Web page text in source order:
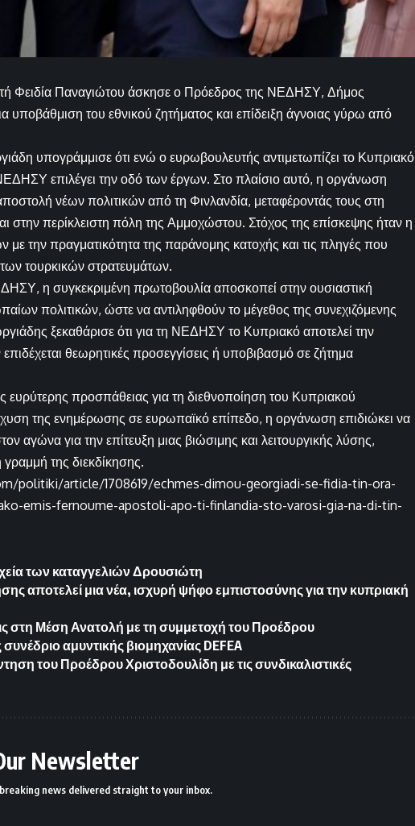
Φειδία Παναγιώτου άσκησε ο Πρόεδρος της ΝΕΔΗΣΥ, Δήμος
υποβάθμιση του εθνικού ζητήματος και επίδειξη άγνοιας γύρω από
υπογράμμισε ότι ενώ ο ευρωβουλευτής αντιμετωπίζει το Κυπριακό
επιλέγει την οδό των έργων. Στο πλαίσιο αυτό, η οργάνωση
νέων πολιτικών από τη Φινλανδία, μεταφέροντάς τους στη
στην περίκλειστη πόλη της Αμμοχώστου. Στόχος της επίσκεψης ήταν η
την πραγματικότητα της παράνομης κατοχής και τις πληγές που
τουρκικών στρατευμάτων.
η συγκεκριμένη πρωτοβουλία αποσκοπεί στην ουσιαστική
πολιτικών, ώστε να αντιληφθούν το μέγεθος της συνεχιζόμενης
ξεκαθάρισε ότι για τη ΝΕΔΗΣΥ το Κυπριακό αποτελεί την
θεωρητικές προσεγγίσεις ή υποβιβασμό σε ζήτημα
ευρύτερης προσπάθειας για τη διεθνοποίηση του Κυπριακού
της ενημέρωσης σε ευρωπαϊκό επίπεδο, η οργάνωση επιδιώκει να
αγώνα για την επίτευξη μιας βιώσιμης και λειτουργικής λύσης,
της διεκδίκησης.
politiki/article/1708619/echmes-dimou-georgiadi-se-fidia-tin-ora-
emis-fernoume-apostoli-apo-ti-finlandia-sto-varosi-gia-na-di-tin-
των καταγγελιών Δρουσιώτη
αποτελεί μια νέα, ισχυρή ψήφο εμπιστοσύνης για την κυπριακή
στη Μέση Ανατολή με τη συμμετοχή του Προέδρου
αμυντικής βιομηχανίας DEFEA
του Προέδρου Χριστοδουλίδη με τις συνδικαλιστικές
Newsletter
news delivered straight to your inbox.